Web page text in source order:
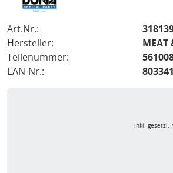
Art.Nr.:
Hersteller:
MEAT
Teilenummer:
EAN-Nr.:
inkl. gesetzl.